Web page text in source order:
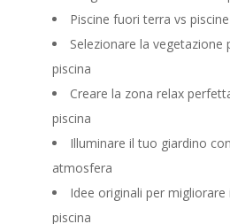
Piscine fuori terra vs
Selezionare la
piscina
Creare la zona relax
piscina
Illuminare il tuo giardino
atmosfera
Idee originali per
piscina